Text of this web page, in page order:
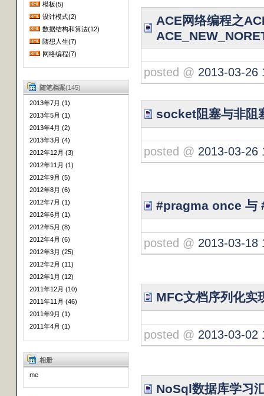
模板(5)
设计模式(2)
数据结构和算法(12)
随想人生(7)
网络编程(7)
随笔档案(145)
2013年7月 (1)
2013年5月 (1)
2013年4月 (2)
2013年3月 (4)
2012年12月 (3)
2012年11月 (1)
2012年9月 (5)
2012年8月 (6)
2012年7月 (1)
2012年6月 (1)
2012年5月 (8)
2012年4月 (6)
2012年3月 (25)
2012年2月 (11)
2012年1月 (12)
2011年12月 (10)
2011年11月 (46)
2011年9月 (1)
2011年4月 (1)
相册
me
ACE网络编程之
posted @ 2013-03-26
socket阻塞与非阻
posted @ 2013-03-26
#pragma once 与
posted @ 2013-03-18
MFC文档序列化实
posted @ 2013-03-02
NoSql数据库学习